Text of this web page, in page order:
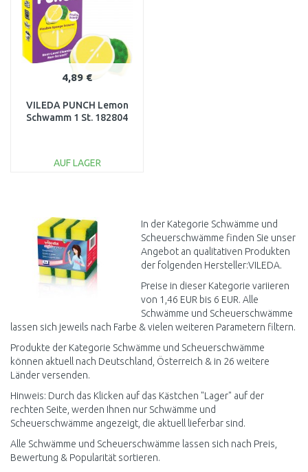
4,89 €
VILEDA PUNCH Lemon
Schwamm 1 St. 182804
AUF LAGER
Vergleichen
In der Kategorie Schwämme und
Scheuerschwämme finden Sie unser
Angebot an qualitativen Produkten
der folgenden Hersteller:VILEDA.
Preise in dieser Kategorie variieren
von 1,46 EUR bis 6 EUR. Alle
Schwämme und Scheuerschwämme
lassen sich jeweils nach Farbe & vielen weiteren Parametern filtern.
Produkte der Kategorie Schwämme und Scheuerschwämme
können aktuell nach Deutschland, Österreich & in 26 weitere
Länder versenden.
Hinweis: Durch das Klicken auf das Kästchen "Lager" auf der
rechten Seite, werden Ihnen nur Schwämme und
Scheuerschwämme angezeigt, die aktuell lieferbar sind.
Alle Schwämme und Scheuerschwämme lassen sich nach Preis,
Bewertung & Popularität sortieren.